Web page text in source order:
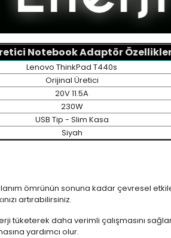
Notebook Adaptör
Lenovo ThinkPad T440s
Orijinal Üretici
20V 11.5A
230W
USB Tip - Slim Kasa
Siyah
ömrünün sonuna kadar çevresel
artırabilirsiniz.
tüketerek daha verimli çalışmasını
yardımcı olur.